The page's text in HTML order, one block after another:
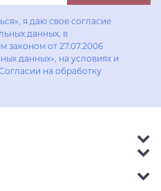
я даю свое согласие
данных, в
законом от 27.07.2006
данных», на условиях и
на обработку